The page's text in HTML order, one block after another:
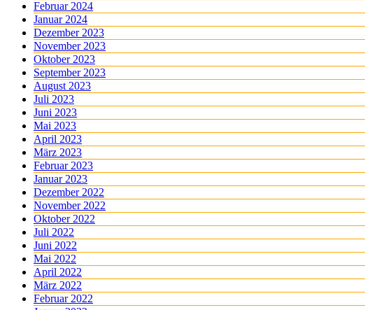
Februar 2024
Januar 2024
Dezember 2023
November 2023
Oktober 2023
September 2023
August 2023
Juli 2023
Juni 2023
Mai 2023
April 2023
März 2023
Februar 2023
Januar 2023
Dezember 2022
November 2022
Oktober 2022
Juli 2022
Juni 2022
Mai 2022
April 2022
März 2022
Februar 2022